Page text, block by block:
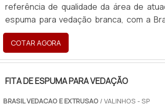
referência de qualidade da área de
espuma para vedação branca, com a
com cores sólidas e duráveis, que não
FITA DE ESPUM...
COTAR AGORA
FITA DE ESPUMA PARA VEDAÇÃO
BRASIL VEDACAO E EXTRUSAO / VALINHOS - SP